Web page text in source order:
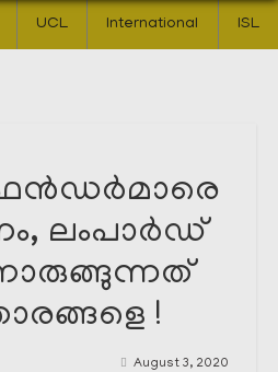
UCL International ISL
ലംപാർഡ്
!
August 3, 2020